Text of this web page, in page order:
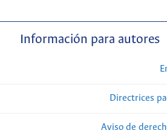
Información para autores
Directrices
Aviso de